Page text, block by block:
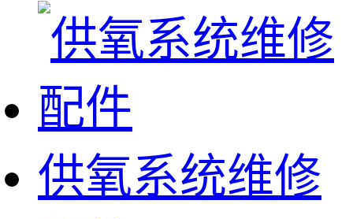
供氧系统维修